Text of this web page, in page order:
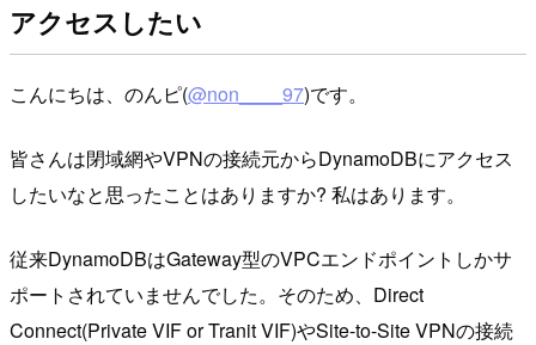
アクセスしたい
こんにちは、のんピ(@non____97)です。
皆さんは閉域網やVPNの接続元からDynamoDBにアクセス
したいなと思ったことはありますか? 私はあります。
従来DynamoDBはGateway型のVPCエンドポイントしかサ
ポートされていませんでした。そのため、Direct
Connect(Private VIF or Tranit VIF)やSite-to-Site VPNの接続